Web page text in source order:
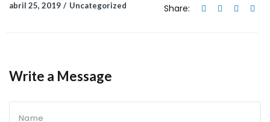
abril 25, 2019 Uncategorized Share:
Write a Message